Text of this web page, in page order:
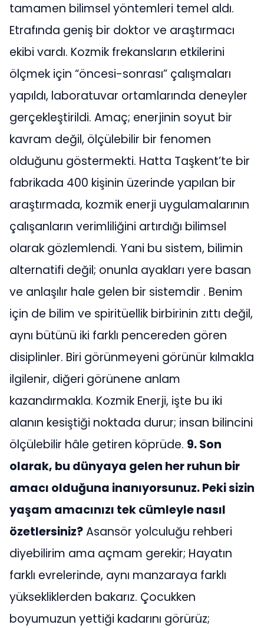
tamamen bilimsel yöntemleri temel aldı.
Etrafında geniş bir doktor ve araştırmacı
ekibi vardı. Kozmik frekansların etkilerini
ölçmek için “öncesi-sonrası” çalışmaları
yapıldı, laboratuvar ortamlarında deneyler
gerçekleştirildi. Amaç; enerjinin soyut bir
kavram değil, ölçülebilir bir fenomen
olduğunu göstermekti. Hatta Taşkent’te bir
fabrikada 400 kişinin üzerinde yapılan bir
araştırmada, kozmik enerji uygulamalarının
çalışanların verimliliğini artırdığı bilimsel
olarak gözlemlendi. Yani bu sistem, bilimin
alternatifi değil; onunla ayakları yere basan
ve anlaşılır hale gelen bir sistemdir . Benim
için de bilim ve spiritüellik birbirinin zıttı değil,
aynı bütünü iki farklı pencereden gören
disiplinler. Biri görünmeyeni görünür kılmakla
ilgilenir, diğeri görünene anlam
kazandırmakla. Kozmik Enerji, işte bu iki
alanın kesiştiği noktada durur; insan bilincini
ölçülebilir hâle getiren köprüde. 9. Son
olarak, bu dünyaya gelen her ruhun bir
amacı olduğuna inanıyorsunuz. Peki sizin
yaşam amacınızı tek cümleyle nasıl
özetlersiniz?Asansör yolculuğu rehberi
diyebilirim ama açmam gerekir; Hayatın
farklı evrelerinde, aynı manzaraya farklı
yüksekliklerden bakarız. Çocukken
boyumuzun yettiği kadarını görürüz;